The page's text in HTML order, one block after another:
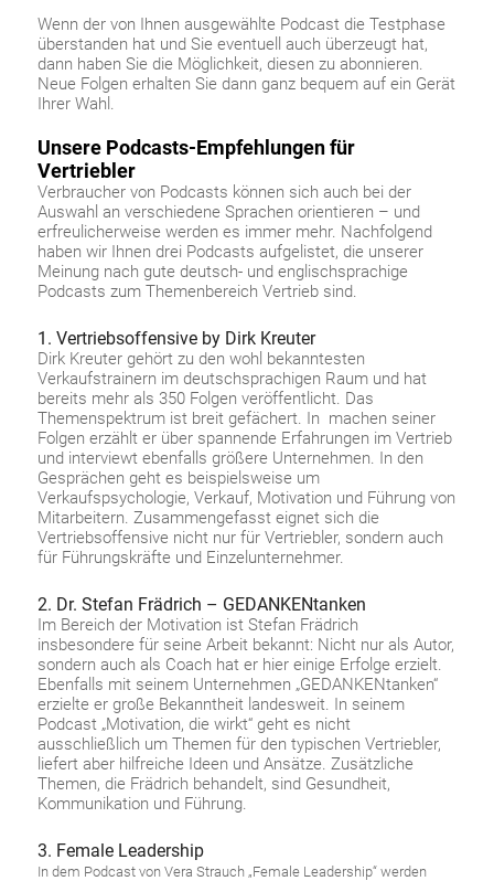
Wenn der von Ihnen ausgewählte Podcast die Testphase
überstanden hat und Sie eventuell auch überzeugt hat,
dann haben Sie die Möglichkeit, diesen zu abonnieren.
Neue Folgen erhalten Sie dann ganz bequem auf ein Gerät
Ihrer Wahl.
Unsere Podcasts-Empfehlungen für
Vertriebler
Verbraucher von Podcasts können sich auch bei der
Auswahl an verschiedene Sprachen orientieren – und
erfreulicherweise werden es immer mehr. Nachfolgend
haben wir Ihnen drei Podcasts aufgelistet, die unserer
Meinung nach gute deutsch- und englischsprachige
Podcasts zum Themenbereich Vertrieb sind.
1. Vertriebsoffensive by Dirk Kreuter
Dirk Kreuter gehört zu den wohl bekanntesten
Verkaufstrainern im deutschsprachigen Raum und hat
bereits mehr als 350 Folgen veröffentlicht. Das
Themenspektrum ist breit gefächert. In machen seiner
Folgen erzählt er über spannende Erfahrungen im Vertrieb
und interviewt ebenfalls größere Unternehmen. In den
Gesprächen geht es beispielsweise um
Verkaufspsychologie, Verkauf, Motivation und Führung von
Mitarbeitern. Zusammengefasst eignet sich die
Vertriebsoffensive nicht nur für Vertriebler, sondern auch
für Führungskräfte und Einzelunternehmer.
2. Dr. Stefan Frädrich – GEDANKENtanken
Im Bereich der Motivation ist Stefan Frädrich
insbesondere für seine Arbeit bekannt: Nicht nur als Autor,
sondern auch als Coach hat er hier einige Erfolge erzielt.
Ebenfalls mit seinem Unternehmen „GEDANKENtanken“
erzielte er große Bekanntheit landesweit. In seinem
Podcast „Motivation, die wirkt“ geht es nicht
ausschließlich um Themen für den typischen Vertriebler,
liefert aber hilfreiche Ideen und Ansätze. Zusätzliche
Themen, die Frädrich behandelt, sind Gesundheit,
Kommunikation und Führung.
3. Female Leadership
In dem Podcast von Vera Strauch „FemaleLeadership“ werden